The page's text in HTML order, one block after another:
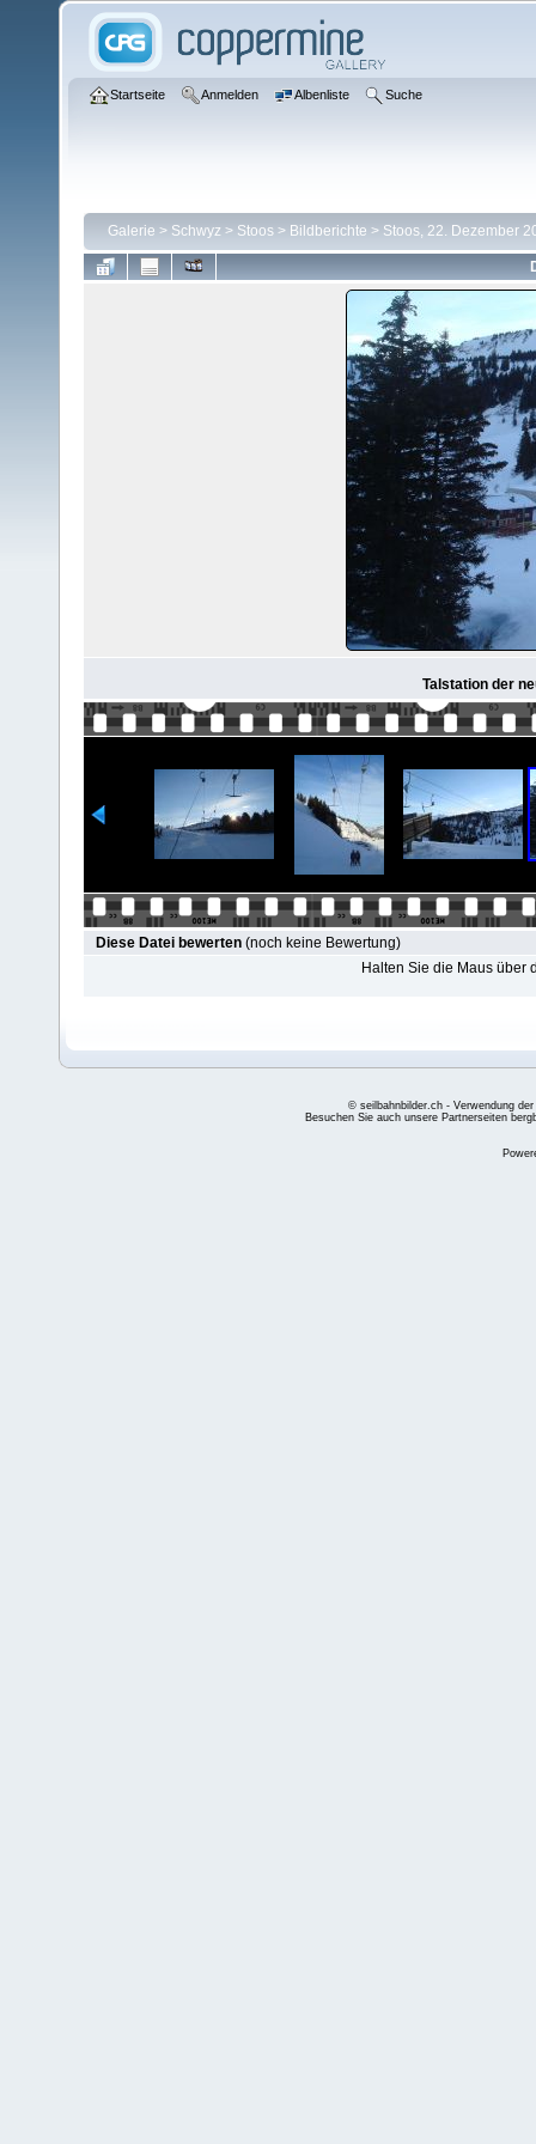
Startseite Anmelden Albenliste Suche
Galerie > Schwyz > Stoos > Bildberichte > Stoos, 22. Dezember
Talstation der
Diese Datei bewerten (noch keine Bewertung)
Halten Sie die Maus über
© seilbahnbilder.ch - Verwendung
Besuchen Sie auch unsere Partnerseiten